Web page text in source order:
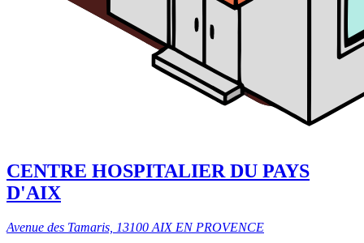
CENTRE HOSPITALIER DU PAYS
D'AIX
Avenue des Tamaris, 13100 AIX EN PROVENCE